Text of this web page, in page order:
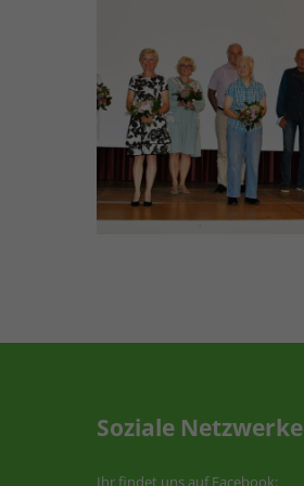
Soziale Netzwerke
Ihr findet uns auf Facebook: